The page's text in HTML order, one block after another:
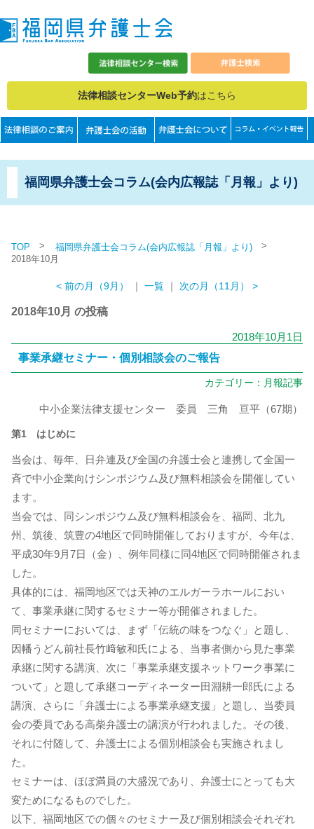
法律相談センターWeb予約はこちら
福岡県弁護士会コラム(会内広報誌「月報」より)
TOP > 福岡県弁護士会コラム(会内広報誌「月報」より) >
2018年10月
< 前の月（9月） ｜ 一覧 ｜ 次の月（11月） >
2018年10月 の投稿
2018年10月1日
事業承継セミナー・個別相談会のご報告
カテゴリー： 月報記事
中小企業法律支援センター 委員 三角 亘平（67期）
第1 はじめに
当会は、毎年、日弁連及び全国の弁護士会と連携して全国一
斉で中小企業向けシンポジウム及び無料相談会を開催してい
ます。
当会では、同シンポジウム及び無料相談会を、福岡、北九
州、筑後、筑豊の4地区で同時開催しておりますが、今年は、
平成30年9月7日（金）、例年同様に同4地区で同時開催されま
した。
具体的には、福岡地区では天神のエルガーラホールにおい
て、事業承継に関するセミナー等が開催されました。
同セミナーにおいては、まず「伝統の味をつなぐ」と題し、
因幡うどん前社長竹﨑敏和氏による、当事者側から見た事業
承継に関する講演、次に「事業承継支援ネットワーク事業に
ついて」と題して承継コーディネーター田淵耕一郎氏による
講演、さらに「弁護士による事業承継支援」と題し、当委員
会の委員である高柴弁護士の講演が行われました。その後、
それに付随して、弁護士による個別相談会も実施されまし
た。
セミナーは、ほぼ満員の大盛況であり、弁護士にとっても大
変ためになるものでした。
以下、福岡地区での個々のセミナー及び個別相談会それぞれ